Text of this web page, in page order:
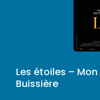
Les étoiles –
Buissière